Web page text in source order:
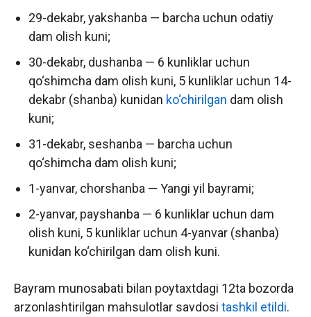
29-dekabr, yakshanba — barcha uchun odatiy
dam olish kuni;
30-dekabr, dushanba — 6 kunliklar uchun
qo‘shimcha dam olish kuni, 5 kunliklar uchun 14-
dekabr (shanba) kunidan ko‘chirilgan dam olish
kuni;
31-dekabr, seshanba — barcha uchun
qo‘shimcha dam olish kuni;
1-yanvar, chorshanba — Yangi yil bayrami;
2-yanvar, payshanba — 6 kunliklar uchun dam
olish kuni, 5 kunliklar uchun 4-yanvar (shanba)
kunidan ko‘chirilgan dam olish kuni.
Bayram munosabati bilan poytaxtdagi 12ta bozorda
arzonlashtirilgan mahsulotlar savdosi tashkil etildi.